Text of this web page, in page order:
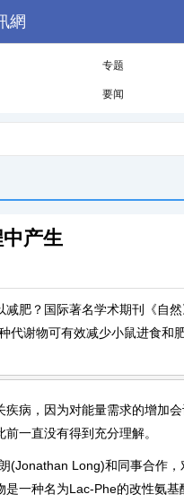
網
专题
要闻
产生
肥？国际著名学术期刊《自
代谢物可有效减少小鼠进食和
病，因为对能量需求的增加会
一直没有得到充分理解。
Long)和同事合作，
一种名为Lac-Phe的改性氨基